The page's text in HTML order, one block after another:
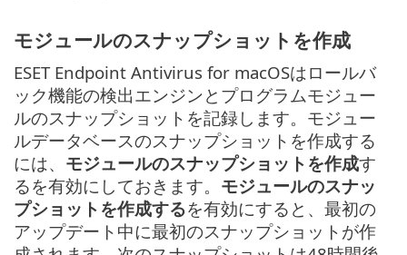
モジュールのスナップショットを作成
ESET Endpoint Antivirus for macOSはロールバ
ック機能の検出エンジンとプログラムモジュー
ルのスナップショットを記録します。モジュー
ルデータベースのスナップショットを作成する
には、 モジュールのスナップショットを作成す
るを有効にしておきます。 モジュールのスナッ
プショットを作成するを有効にすると、最初の
アップデート中に最初のスナップショットが作